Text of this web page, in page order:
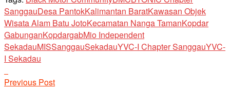
SanggauDesa PantokKalimantan BaratKawasan Objek
Wisata Alam Batu JotoKecamatan Nanga TamanKopdar
GabunganKopdargabMio Independent
SekadauMISSanggauSekadauYVC-I Chapter SanggauYVC-
I Sekadau
Previous Post